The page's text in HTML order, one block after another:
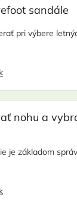
sandále
pri výbere
nohu a
je základom